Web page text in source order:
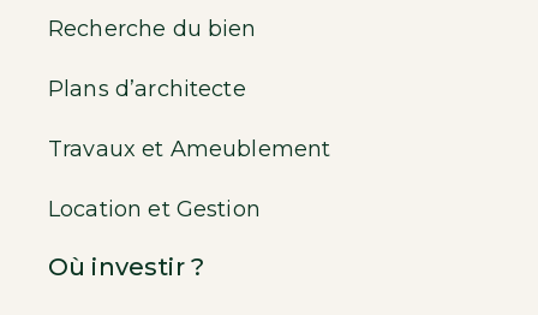
Recherche du bien
Plans d’architecte
Travaux et Ameublement
Location et Gestion
Où investir ?